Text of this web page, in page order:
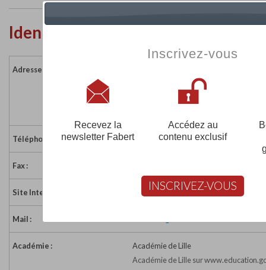
Identité de l'établissement
Adresse :
Place de la Communication
62400 BETHUNE
Téléphone : 0321685932
Fax :
Site Internet : http://www.dclicformation.com
Mail :
Académie :
Académie de Lille
Académie de Lille sur
Inscrivez-vous
Recevez la
newsletter Fabert
Accédez au
contenu exclusif
INSCRIVEZ-VOUS